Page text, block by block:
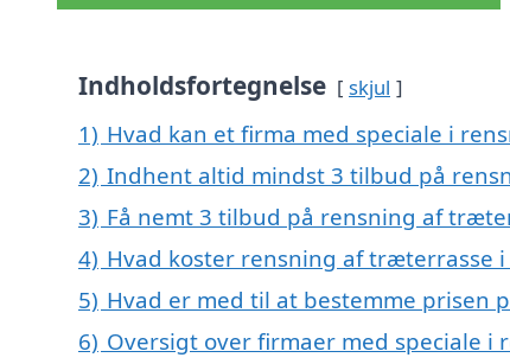
Indholdsfortegnelse skjul
1) Hvad kan et firma med speciale i
2) Indhent altid mindst 3 tilbud på
3) Få nemt 3 tilbud på rensning af
4) Hvad koster rensning af træterrasse i
5) Hvad er med til at bestemme prisen
6) Oversigt over firmaer med speciale